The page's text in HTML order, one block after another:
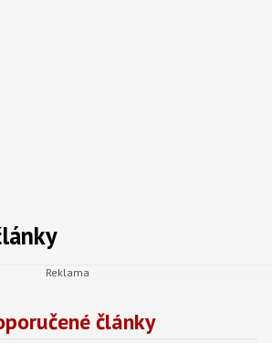
články